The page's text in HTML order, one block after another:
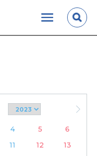
4 5
6
11 12
13